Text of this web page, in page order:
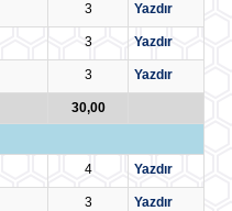
3 Yazdır
3 Yazdır
3 Yazdır
30,00
4 Yazdır
3 Yazdır